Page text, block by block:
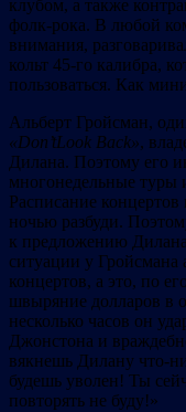
клубом, а также
фолк-рока. В любой
внимания,
кольт 45-го калибра,
пользоваться. Как
Альберт Гройсман,
«Don’ tLook Back»,
Дилана. Поэтому его
многонедельные туры
Расписание концертов
ночью разбуди.
к предложению
ситуации у Гройсмана
концертов, а это, по
швыряние долларов в
несколько часов он
Джонстона и
вякнешь Дилану что-
будешь уволен! Ты
повторять не буду!»